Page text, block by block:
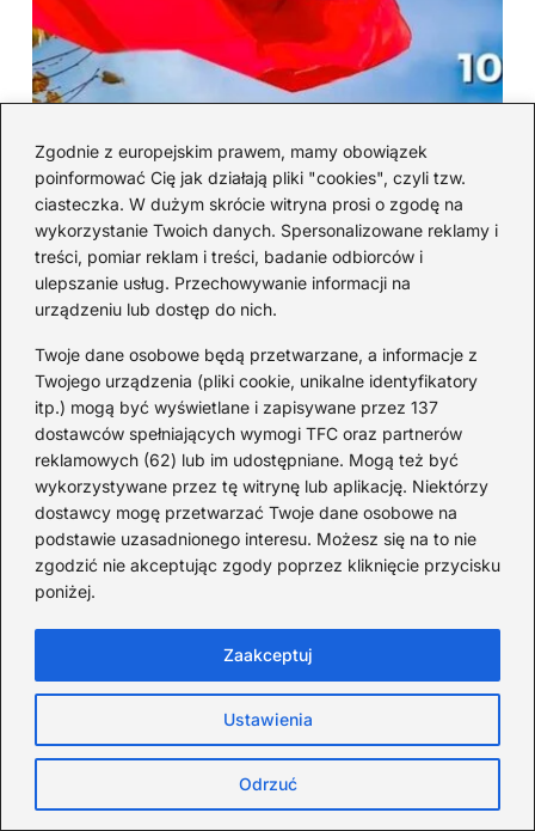
Zgodnie z europejskim prawem, mamy obowiązek
poinformować Cię jak działają pliki "cookies", czyli tzw.
ciasteczka. W dużym skrócie witryna prosi o zgodę na
wykorzystanie Twoich danych. Spersonalizowane reklamy i
treści, pomiar reklam i treści, badanie odbiorców i
ulepszanie usług. Przechowywanie informacji na
urządzeniu lub dostęp do nich.
Twoje dane osobowe będą przetwarzane, a informacje z
Twojego urządzenia (pliki cookie, unikalne identyfikatory
itp.) mogą być wyświetlane i zapisywane przez 137
dostawców spełniających wymogi TFC oraz partnerów
reklamowych (62) lub im udostępniane. Mogą też być
wykorzystywane przez tę witrynę lub aplikację. Niektórzy
dostawcy mogę przetwarzać Twoje dane osobowe na
podstawie uzasadnionego interesu. Możesz się na to nie
zgodzić nie akceptując zgody poprzez kliknięcie przycisku
poniżej.
Ustawienia
Odrzuć
Zaakceptuj
Ciekawostki o 11 listopada –
historia święta i mało znane
fakty
2026-08-06
Mało znane: 4 czerwca 1989
— zaskakujące fakty
2026-08-03
Ciekawostki o 1. wojnie
światowej — mało znane
fakty i historie
Zaskakujące ciekawostki o
Krzysztofie Kolumbie
Mało znane ciekawostki o
Wisławie Szymborskiej
2026-07-16